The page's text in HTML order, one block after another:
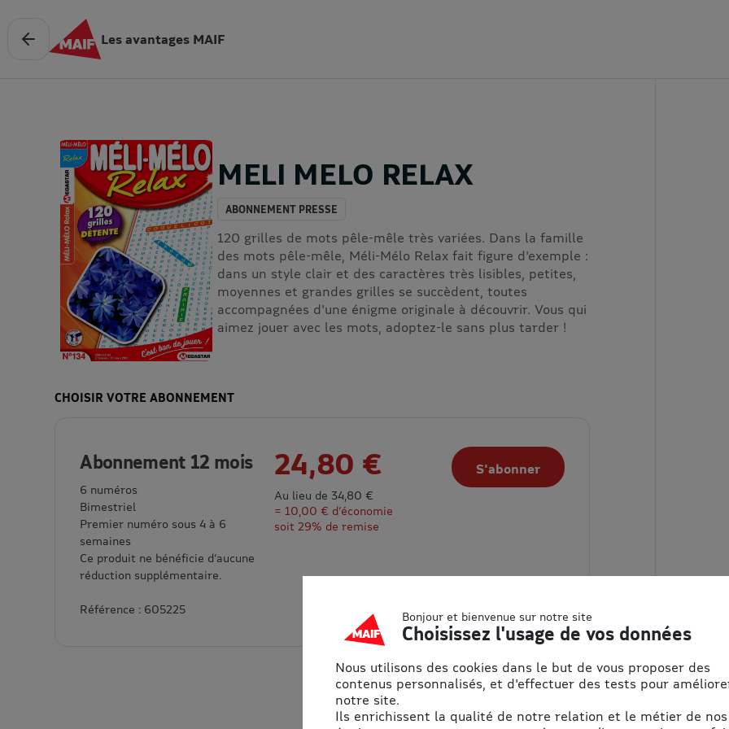
Les avantages MAIF
MELI MELO RELAX
ABONNEMENT PRESSE
120 grilles de mots pêle-mêle très variées. Dans la famille
des mots pêle-mêle, Méli-Mélo Relax fait figure d'exemple :
dans un style clair et des caractères très lisibles, petites,
moyennes et grandes grilles se succèdent, toutes
accompagnées d'une énigme originale à découvrir. Vous qui
aimez jouer avec les mots, adoptez-le sans plus tarder !
CHOISIR VOTRE ABONNEMENT
Abonnement 12 mois
6 numéros
Bimestriel
Premier numéro sous 4 à 6
semaines
Ce produit ne bénéficie d’aucune
réduction supplémentaire.
Référence : 605225
24,80 €
Au lieu de 34,80 €
= 10,00 € d’économie
soit 29% de remise
S'abonner
Bonjour et bienvenue sur notre site
Choisissez l'usage de vos données
Nous utilisons des cookies dans le but de vous proposer des
contenus personnalisés, et d'effectuer des tests pour
notre site.
Ils enrichissent la qualité de notre relation et le métier de nos